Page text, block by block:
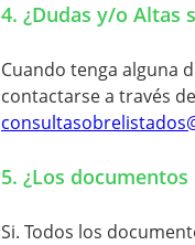
4. ¿Dudas y/o Altas
Cuando tenga alguna
contactarse a través
5. ¿Los
Si. Todos los